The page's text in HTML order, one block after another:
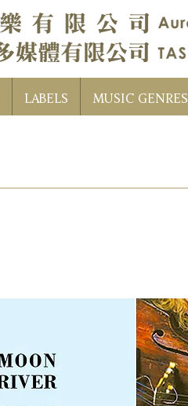
LABELS MUSIC GENRES